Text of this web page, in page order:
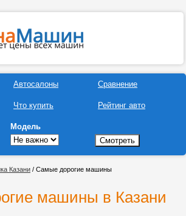
Автосалоны
Что купить
Сравнение
Рейтинг авто
Модель
Казани / Самые дорогие машины
машины в Казани